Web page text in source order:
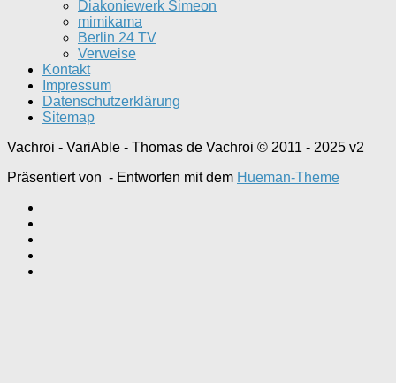
Diakoniewerk Simeon
mimikama
Berlin 24 TV
Verweise
Kontakt
Impressum
Datenschutzerklärung
Sitemap
Vachroi - VariAble - Thomas de Vachroi © 2011 - 2025 v2
Präsentiert von - Entworfen mit dem Hueman-Theme